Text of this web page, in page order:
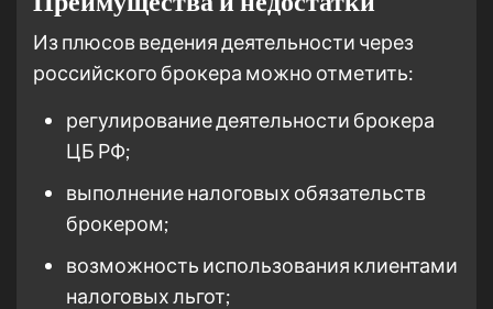
Из плюсов ведения деятельности через
российского брокера можно отметить:
регулирование деятельности брокера
ЦБ РФ;
выполнение налоговых обязательств
брокером;
возможность использования клиентами
налоговых льгот;